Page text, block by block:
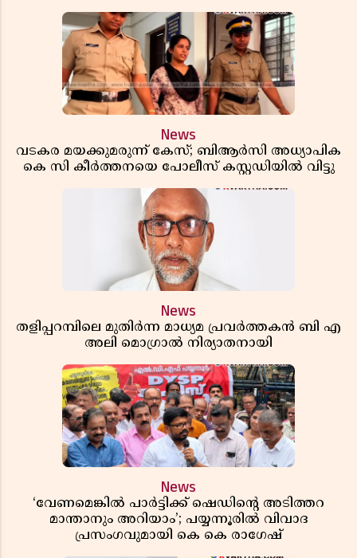
News
വടകര മയക്കുമരുന്ന് കേസ്; ബിആർസി അധ്യാപിക
കെ സി കീർത്തനയെ പോലീസ് കസ്റ്റഡിയിൽ വിട്ടു
News
തളിപ്പറമ്പിലെ മുതിർന്ന മാധ്യമ പ്രവർത്തകൻ ബി എ
അലി മൊഗ്രാൽ നിര്യാതനായി
News
‘വേണമെങ്കിൽ പാർട്ടിക്ക് ഷെഡിൻ്റെ അടിത്തറ
മാന്താനും അറിയാം’; പയ്യന്നൂരിൽ വിവാദ
പ്രസംഗവുമായി കെ കെ രാഗേഷ്